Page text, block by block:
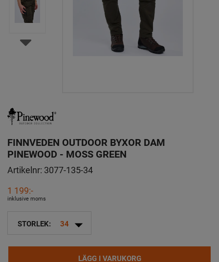
FINNVEDEN OUTDOOR BYXOR DAM
PINEWOOD - MOSS GREEN
Artikelnr: 3077-135-34
1 199:-
inklusive moms
STORLEK: 34 arrow_drop_down
LÄGG I VARUKORG